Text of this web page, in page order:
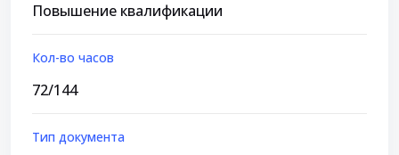
Повышение квалификации
Кол-во часов
72/144
Тип документа